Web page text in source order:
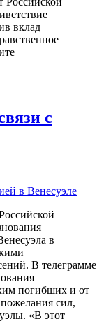
вклад
с
в
В телеграмме
погибших и от
сил,
«В этот